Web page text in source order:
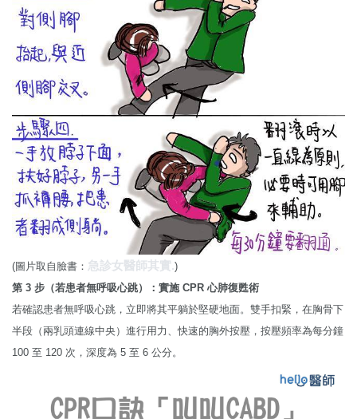
(圖片取自臉書： 急診女醫師其實.)
第 3 步（若患者無呼吸心跳）：實施 CPR 心肺復甦術
若確認患者無呼吸心跳，立即將其平躺於堅硬地面。雙手扣緊，在胸骨下
半段（兩乳頭連線中央）進行用力、快速的胸外按壓，按壓頻率為每分鐘
100 至 120 次，深度為 5 至 6 公分。